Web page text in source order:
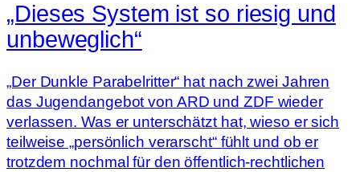
„Dieses System ist so riesig und
unbeweglich“
„Der Dunkle Parabelritter“ hat nach zwei Jahren
das Jugendangebot von ARD und ZDF wieder
verlassen. Was er unterschätzt hat, wieso er sich
teilweise „persönlich verarscht“ fühlt und ob er
trotzdem nochmal für den öffentlich-rechtlichen